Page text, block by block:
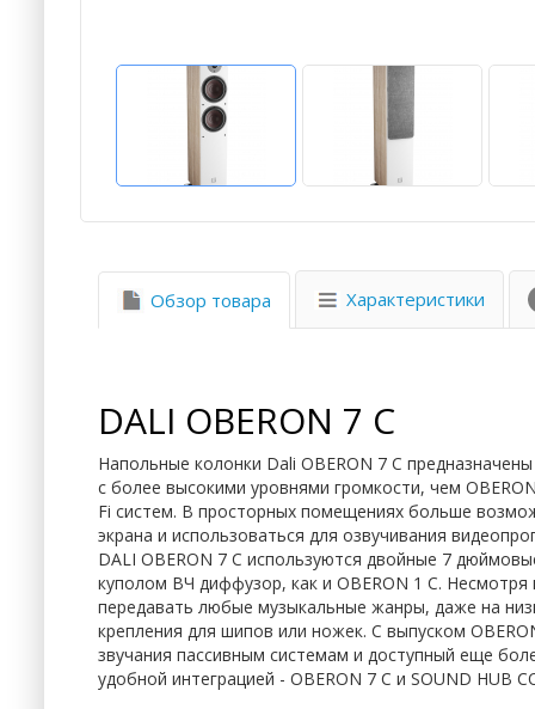
Обзор товара Характеристики
DALI OBERON 7 C
Напольные колонки Dali OBERON 7 C
с более высокими уровнями громкости, чем
Fi систем. В просторных помещениях больше
экрана и использоваться для озвучивания
DALI OBERON 7 C используются двойные 7
куполом ВЧ диффузор, как и OBERON 1 C.
передавать любые музыкальные жанры, даже на
крепления для шипов или ножек. С выпуском
звучания пассивным системам и доступный еще
удобной интеграцией - OBERON 7 C и SOUND HUB